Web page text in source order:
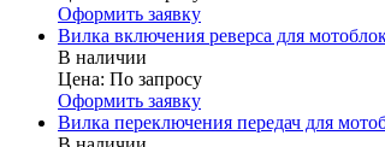
Оформить заявку
Вилка включения реверса для
В наличии
Цена: По запросу
Оформить заявку
Вилка переключения передач для